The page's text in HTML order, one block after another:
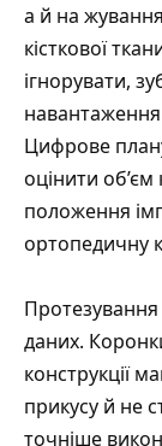
а й на жування,
кісткової
ігнорувати,
навантаження
Цифрове
оцінити
положення
ортопедичну
даних.
конструкції
прикусу й не
точніше